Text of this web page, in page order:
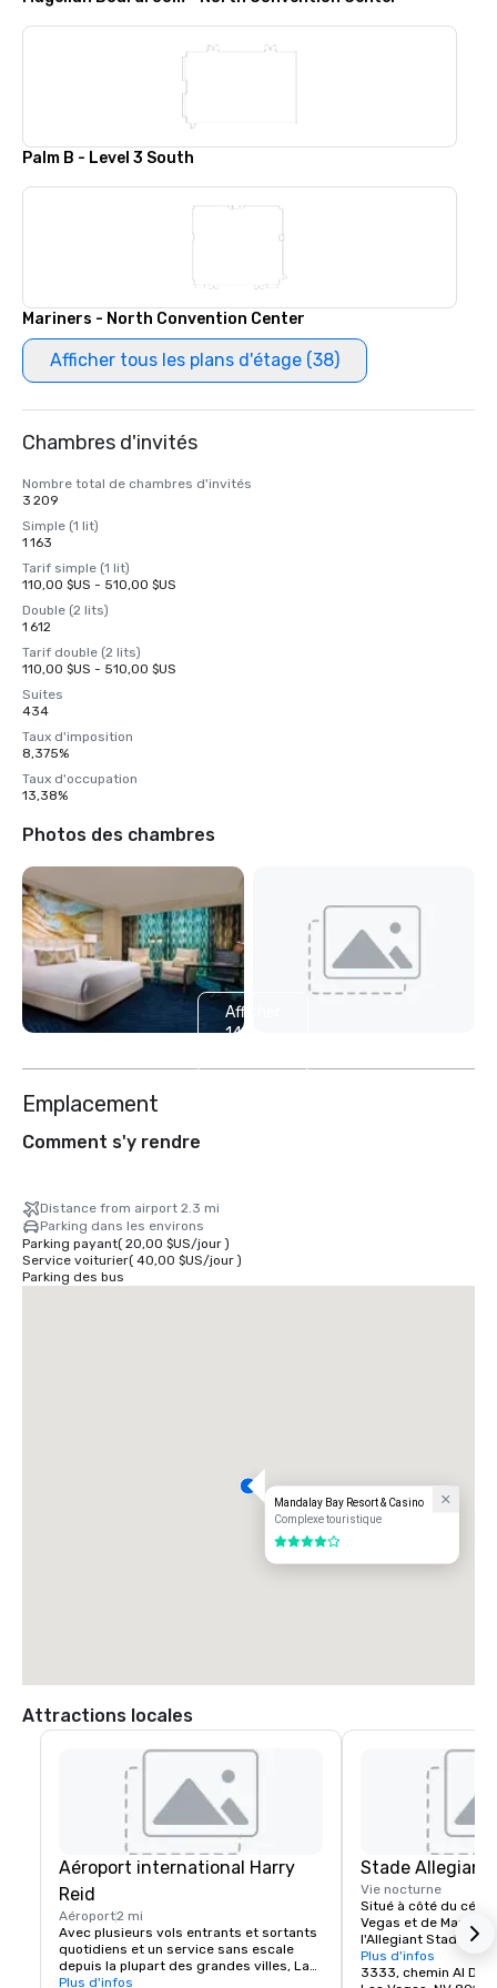
Palm B - Level 3 South
Mariners - North Convention Center
Afficher tous les plans d'étage (38)
Chambres d'invités
Nombre total de chambres d'invités
3 209
Simple (1 lit)
1 163
Tarif simple (1 lit)
110,00 $US - 510,00 $US
Double (2 lits)
1 612
Tarif double (2 lits)
110,00 $US - 510,00 $US
Suites
434
Taux d'imposition
8,375%
Taux d'occupation
13,38%
Photos des chambres
Afficher
14
Emplacement
Comment s'y rendre
Distance from airport 2.3 mi
Parking dans les environs
Parking payant( 20,00 $US/jour)
Service voiturier( 40,00 $US/jour)
Parking des bus
Mandalay Bay Resort & Casino
Complexe touristique
4 sur 5
Attractions locales
Aéroport international Harry
Reid
Aéroport2 mi
Avec plusieurs vols entrants et sortants
quotidiens et un service sans escale
depuis la plupart des grandes villes, Las
Vegas est facile pour votre temps et
Plus d'infos
Stade Allegiant
Vie nocturne
Situé à côté du
Vegas et de
l'Allegiant Stadium
mondiale pour les
soulignée par
Plus d'infos
3333, chemin Al